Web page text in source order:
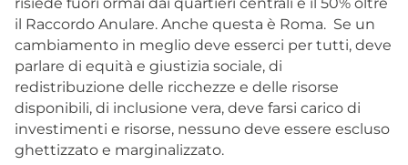
il Raccordo Anulare. Anche questa è Roma. Se un
cambiamento in meglio deve esserci per tutti, deve
parlare di equità e giustizia sociale, di
redistribuzione delle ricchezze e delle risorse
disponibili, di inclusione vera, deve farsi carico di
investimenti e risorse, nessuno deve essere escluso
ghettizzato e marginalizzato.